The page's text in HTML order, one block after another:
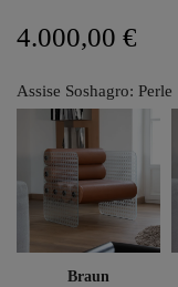
4.000,00 €
Assise Soshagro: Perle
Braun